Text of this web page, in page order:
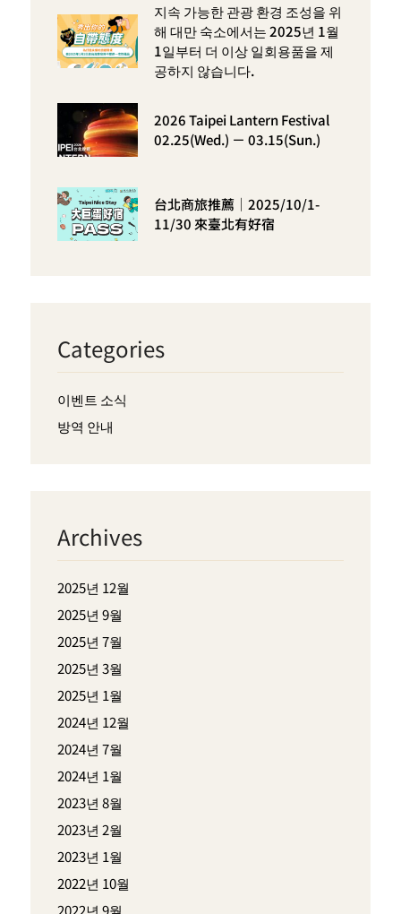
지속 가능한 관광 환경 조성을 위
해 대만 숙소에서는 2025년 1월
1일부터 더 이상 일회용품을 제
공하지 않습니다.
2026 Taipei Lantern Festival
02.25(Wed.) － 03.15(Sun.)
台北商旅推薦｜2025/10/1-
11/30 來臺北有好宿
Categories
이벤트 소식
방역 안내
Archives
2025년 12월
2025년 9월
2025년 7월
2025년 3월
2025년 1월
2024년 12월
2024년 7월
2024년 1월
2023년 8월
2023년 2월
2023년 1월
2022년 10월
2022년 9월